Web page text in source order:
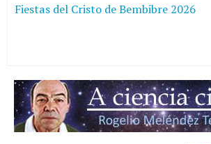
Fiestas del Cristo de Bembibre 2026